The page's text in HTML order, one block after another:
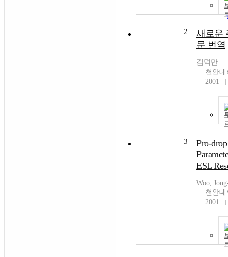
2
새로운
문 번역
김덕만
천안
2001
3
Pro-drop
ESL
Woo,
천안
2001